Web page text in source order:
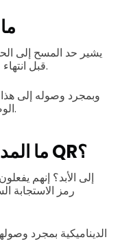
يشير حد المسح إلى
يمكن أن يتراكمها رمز QR قبل انتهاء صلاحيته.
وبمجرد وصوله إلى
الوصول إلى الرابط المضمن الخاص به.
ما المدة التي تدوم فيها رموز QR؟
رمز الاستجابة